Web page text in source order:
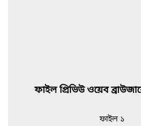
ফাইল প্রিভিউ ওয়েব
ফাইল ১